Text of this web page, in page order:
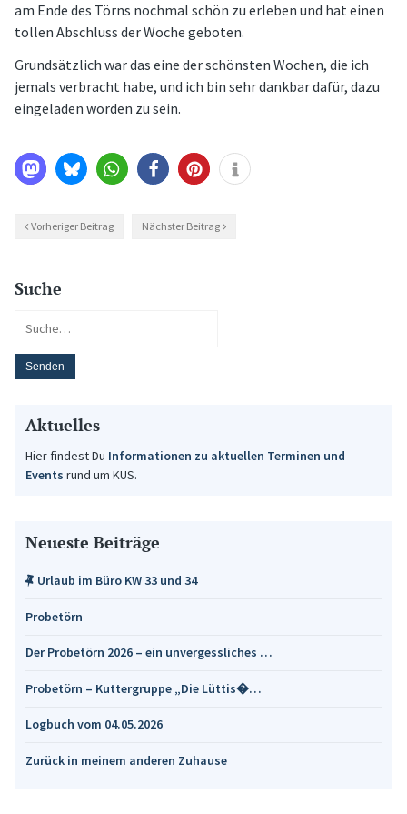
am Ende des Törns nochmal schön zu erleben und hat einen
tollen Abschluss der Woche geboten.
Grundsätzlich war das eine der schönsten Wochen, die ich
jemals verbracht habe, und ich bin sehr dankbar dafür, dazu
eingeladen worden zu sein.
Vorheriger Beitrag Nächster Beitrag
Suche
Aktuelles
Hier findest Du Informationen zu aktuellen Terminen und
Events rund um KUS.
Neueste Beiträge
Urlaub im Büro KW 33 und 34
Probetörn
Der Probetörn 2026 – ein unvergessliches …
Probetörn – Kuttergruppe „Die Lüttis�…
Logbuch vom 04.05.2026
Zurück in meinem anderen Zuhause